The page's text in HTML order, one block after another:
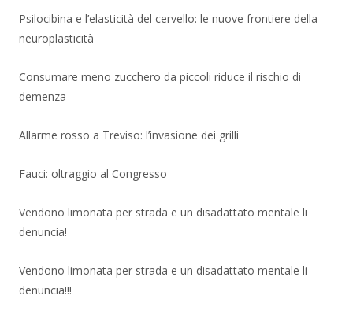
Psilocibina e l’elasticità del cervello: le nuove frontiere della
neuroplasticità
Consumare meno zucchero da piccoli riduce il rischio di
demenza
Allarme rosso a Treviso: l’invasione dei grilli
Fauci: oltraggio al Congresso
Vendono limonata per strada e un disadattato mentale li
denuncia!
Vendono limonata per strada e un disadattato mentale li
denuncia!!!